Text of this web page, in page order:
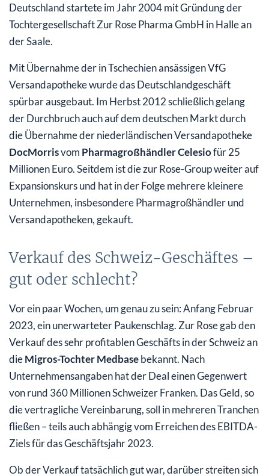
Deutschland startete im Jahr 2004 mit Gründung der
Tochtergesellschaft Zur Rose Pharma GmbH in Halle an
der Saale.
Mit Übernahme der in Tschechien ansässigen VfG
Versandapotheke wurde das Deutschlandgeschäft
spürbar ausgebaut. Im Herbst 2012 schließlich gelang
der Durchbruch auch auf dem deutschen Markt durch
die Übernahme der niederländischen Versandapotheke
DocMorrisvom Pharmagroßhändler Celesiofür 25
Millionen Euro. Seitdem ist die zur Rose-Group weiter auf
Expansionskurs und hat in der Folge mehrere kleinere
Unternehmen, insbesondere Pharmagroßhändler und
Versandapotheken, gekauft.
Verkauf des Schweiz-Geschäftes –
gut oder schlecht?
Vor ein paar Wochen, um genau zu sein: Anfang Februar
2023, ein unerwarteter Paukenschlag. Zur Rose gab den
Verkauf des sehr profitablen Geschäfts in der Schweiz an
dieMigros-Tochter Medbasebekannt. Nach
Unternehmensangaben hat der Deal einen Gegenwert
von rund 360 Millionen Schweizer Franken. Das Geld, so
die vertragliche Vereinbarung, soll in mehreren Tranchen
fließen – teils auch abhängig vom Erreichen des EBITDA-
Ziels für das Geschäftsjahr 2023.
Ob der Verkauf tatsächlich gut war, darüber streiten sich